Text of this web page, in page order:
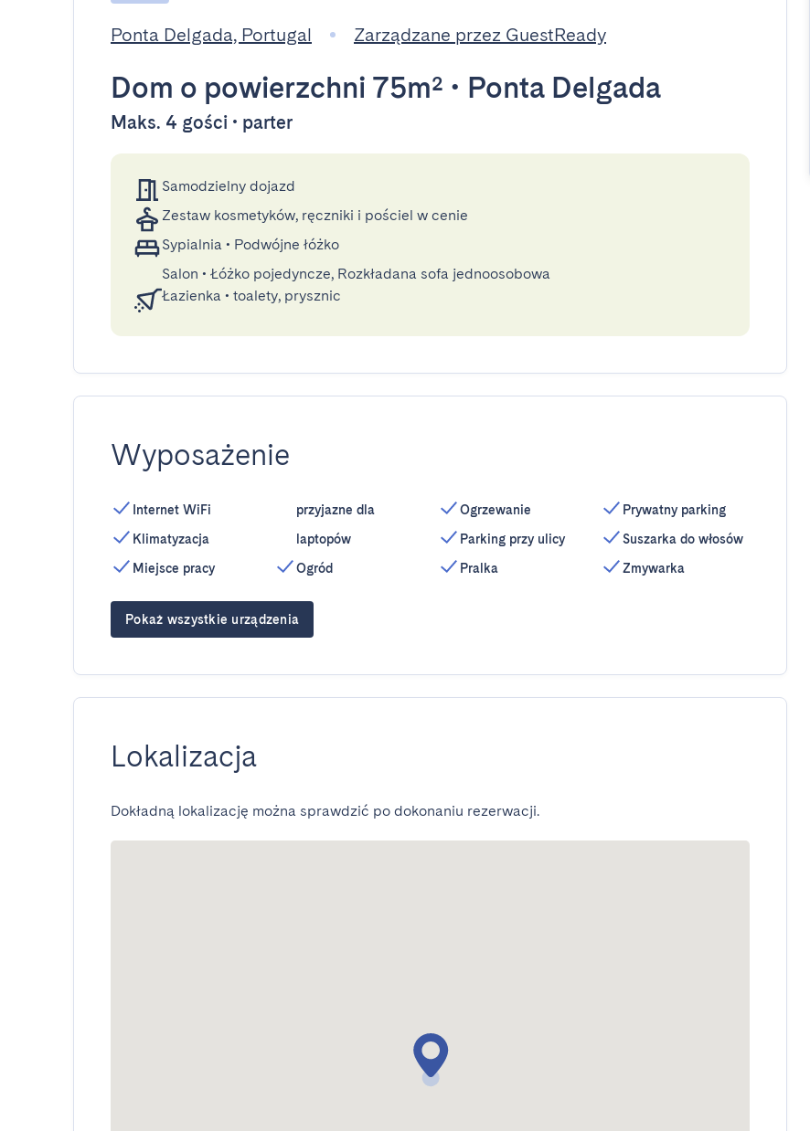
Ponta Delgada, Portugal Zarządzane przez GuestReady
Dom o powierzchni 75m² • Ponta Delgada
Maks. 4 gości • parter
Samodzielny dojazd
Zestaw kosmetyków, ręczniki i pościel w cenie
Sypialnia • Podwójne łóżko
Salon • Łóżko pojedyncze, Rozkładana sofa jednoosobowa
Łazienka • toalety, prysznic
Wyposażenie
Internet WiFi
Klimatyzacja
Miejsce pracy
przyjazne dla
laptopów
Ogród
Ogrzewanie
Parking przy ulicy
Pralka
Prywatny parking
Suszarka do włosów
Zmywarka
Pokaż wszystkie urządzenia
Lokalizacja
Dokładną lokalizację można sprawdzić po dokonaniu rezerwacji.